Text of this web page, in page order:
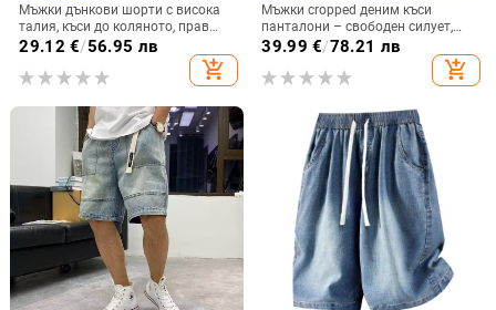
Мъжки дънкови шорти с висока
талия, къси до коляното, прав
силует, летен стил
29.12 €/56.95 лв
add_shopping_cart
Мъжки cropped деним къси
панталони – свободен силует,
микроеластичност, 90%
39.99 €/78.21 лв
add_shopping_cart